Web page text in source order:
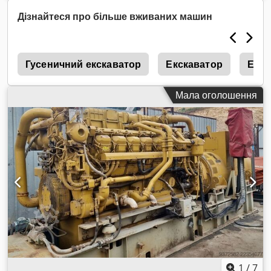
Дізнайтеся про більше вживаних машин
Гусеничний екскаватор Екскаватор
Мала оголошення
1 /7